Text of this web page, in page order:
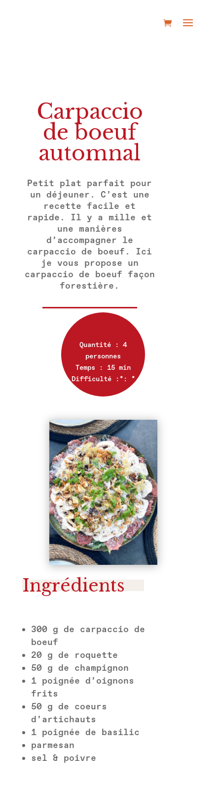
Carpaccio
de boeuf
automnal
Petit plat parfait pour
un déjeuner. C’est une
recette facile et
rapide. Il y a mille et
une manières
d’accompagner le
carpaccio de boeuf. Ici
je vous propose un
carpaccio de boeuf façon
forestière.
Quantité : 4
personnes
Temps : 15 min
Difficulté :*: *
Ingrédients
300 g de carpaccio de
boeuf
20 g de roquette
50 g de champignon
1 poignée d’oignons
frits
50 g de coeurs
d’artichauts
1 poignée de basilic
parmesan
sel & poivre